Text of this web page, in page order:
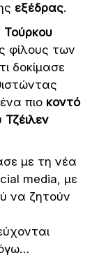
εξέδρας.
Τούρκου
φίλους των
δοκίμασε
πιο κοντό
Τζέιλεν
με τη νέα
media, με
να ζητούν